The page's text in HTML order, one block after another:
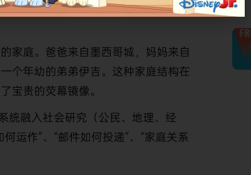
家庭。爸爸来自墨西哥城，妈妈来自
个年幼的弟弟伊吉。这种家庭结构在
宝贵的荧幕镜像。
统融入社会研究（公民、地理、经
运作”、“邮件如何投递”、“家庭关系